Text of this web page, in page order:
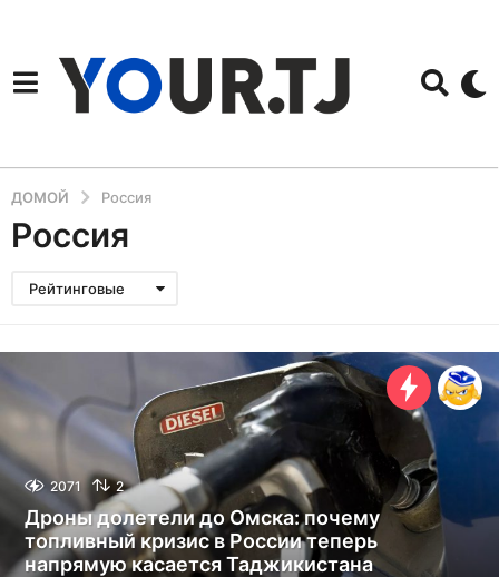
ДОМОЙ Россия
Россия
Рейтинговые
2071 2
Дроны долетели до Омска: почему
топливный кризис в России теперь
напрямую касается Таджикистана